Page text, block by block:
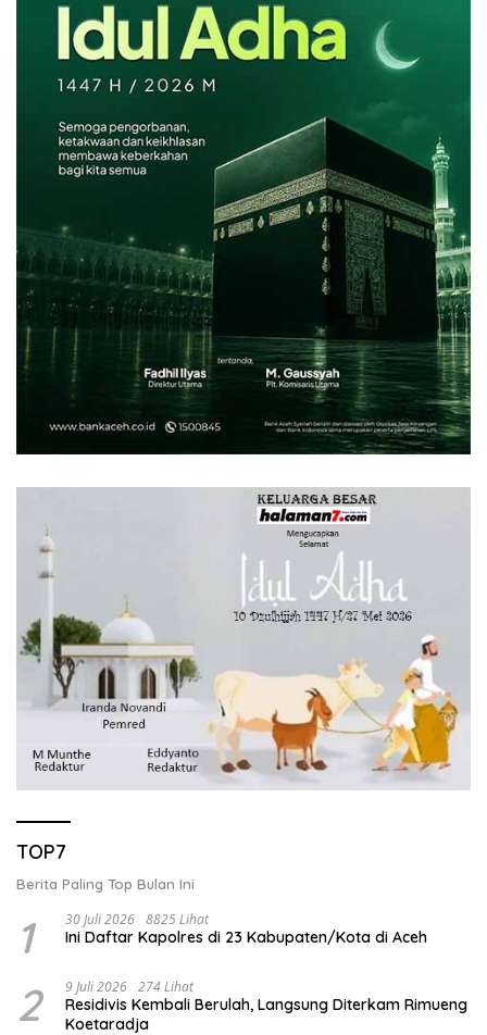
TOP7
Berita Paling Top Bulan Ini
1 30 Juli 2026 8825 Lihat
Ini Daftar Kapolres di 23 Kabupaten/Kota di Aceh
2 9 Juli 2026 274 Lihat
Residivis Kembali Berulah, Langsung Diterkam Rimueng
Koetaradja